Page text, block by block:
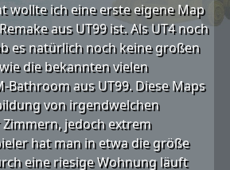
wollte ich eine erste eigene Map
aus UT99 ist. Als UT4 noch
es natürlich noch keine großen
die bekannten vielen
Bathroom aus UT99. Diese Maps
von irgendwelchen
jedoch extrem
hat man in etwa die größe
eine riesige Wohnung läuft